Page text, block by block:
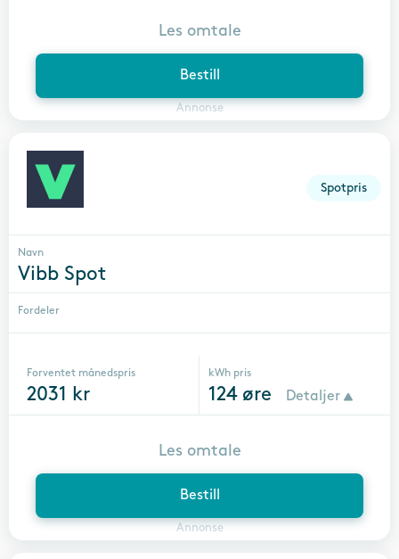
Bestill
Annonse
Les omtale
Spotpris
Navn
Vibb Spot
Fordeler
Forventet månedspris
2031 kr
kWh pris
124øre Detaljer
Bestill
Annonse
Les omtale